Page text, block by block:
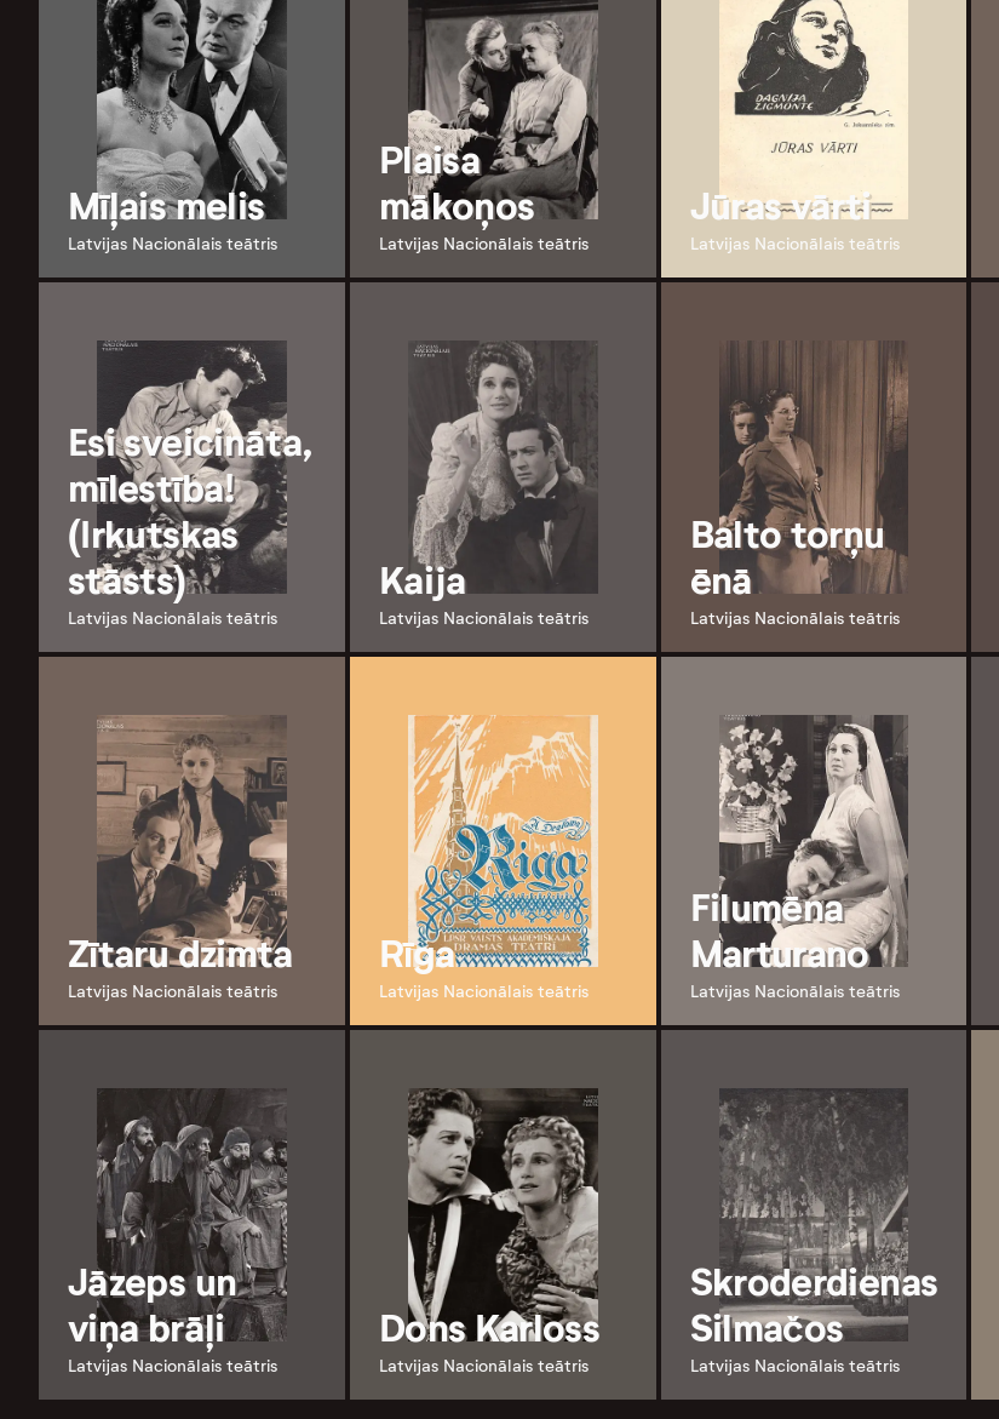
Mīļais melis
Latvijas Nacionālais teātris
Plaisa
mākoņos
Latvijas Nacionālais teātris
Jūras vārti
Latvijas Nacionālais teātris
Esi sveicināta,
mīlestība!
(Irkutskas
stāsts)
Latvijas Nacionālais teātris
Kaija
Latvijas Nacionālais teātris
Balto torņu
ēnā
Latvijas Nacionālais teātris
Zītaru dzimta
Latvijas Nacionālais teātris
Rīga
Latvijas Nacionālais teātris
Filumēna
Marturano
Latvijas Nacionālais teātris
Jāzeps un
viņa brāļi
Latvijas Nacionālais teātris
Dons Karloss
Latvijas Nacionālais teātris
Skroderdienas
Silmačos
Latvijas Nacionālais teātris